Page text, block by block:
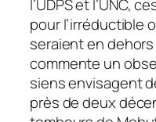
l’UDPS et l’UNC,
pour l’irréductible
seraient en
commente un
siens envisagent
près de deux